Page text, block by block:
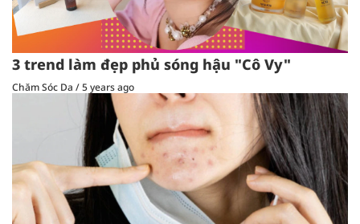
3 trend làm đẹp phủ sóng hậu "Cô Vy"
Chăm Sóc Da /5 years ago